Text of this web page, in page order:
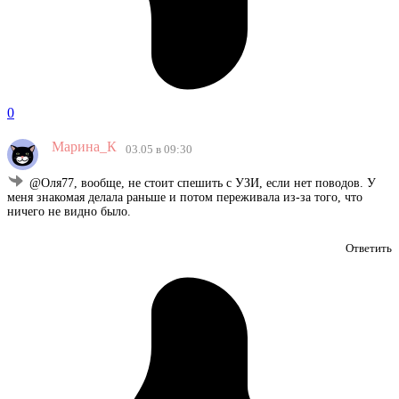
0
Марина_К 03.05 в 09:30
@Оля77, вообще, не стоит спешить с УЗИ, если нет поводов. У
меня знакомая делала раньше и потом переживала из-за того, что
ничего не видно было.
Ответить